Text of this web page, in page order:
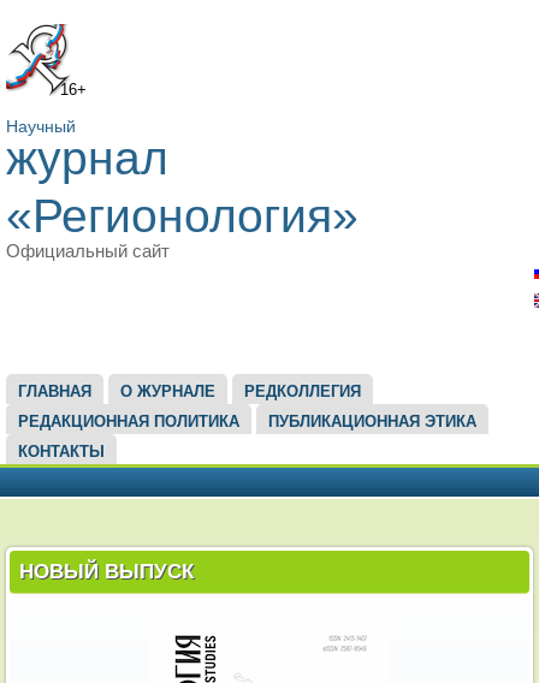
16+
Научный
журнал
«Регионология»
Официальный сайт
ГЛАВНОЕ МЕНЮ
ГЛАВНАЯ О ЖУРНАЛЕ
РЕДКОЛЛЕГИЯ
РЕДАКЦИОННАЯ ПОЛИТИКА
ПУБЛИКАЦИОННАЯ ЭТИКА
КОНТАКТЫ
НОВЫЙ ВЫПУСК